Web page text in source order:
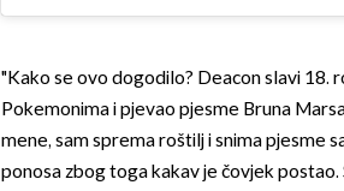
"Kako se ovo dogodilo? Deacon slavi 18.
Pokemonima i pjevao pjesme Bruna
mene, sam sprema roštilj i snima pjesme
ponosa zbog toga kakav je čovjek